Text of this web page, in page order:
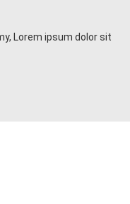
Lorem ipsum dolor sit